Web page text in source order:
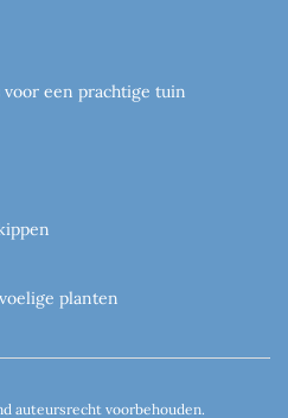
een prachtige tuin
planten
auteursrecht voorbehouden.